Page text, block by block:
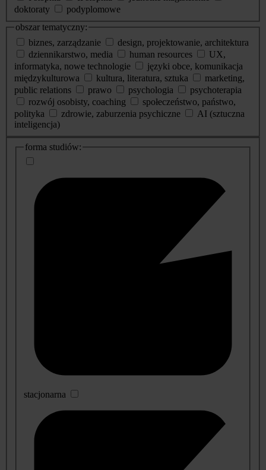
doktoraty
podyplomowe
obszar tematyczny:
biznes, zarządzanie
design, projektowanie, architektura
dziennikarstwo, media
human resources
UX,
informatyka, nowe technologie
języki obce, komunikacja
międzykulturowa
kultura, literatura, sztuka
marketing,
public relations
prawo psychologia
psychoterapia
rozwój osobisty, coaching
społeczeństwo, państwo,
polityka
zdrowie, zaburzenia psychiczne
AI (sztuczna
inteligencja)
dodatkowe
informacje
forma studiów:
stacjonarna